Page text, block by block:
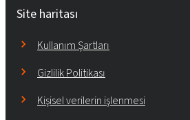
Site haritası
Kullanım Şartları
Gizlilik Politikası
Kişisel verilerin işlenmesi